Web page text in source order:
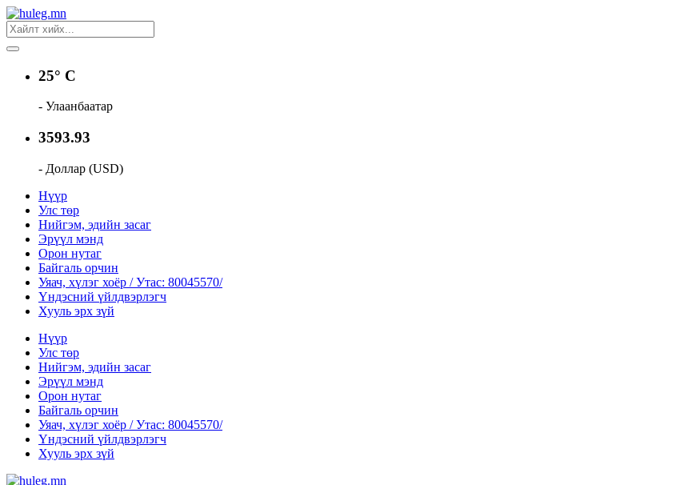
25° C
- Улаанбаатар
3593.93
- Доллар (USD)
Нүүр
Улс төр
Нийгэм, эдийн засаг
Эрүүл мэнд
Орон нутаг
Байгаль орчин
Уяач, хүлэг хоёр / Утас: 80045570/
Үндэсний үйлдвэрлэгч
Хууль эрх зүй
Нүүр
Улс төр
Нийгэм, эдийн засаг
Эрүүл мэнд
Орон нутаг
Байгаль орчин
Уяач, хүлэг хоёр / Утас: 80045570/
Үндэсний үйлдвэрлэгч
Хууль эрх зүй